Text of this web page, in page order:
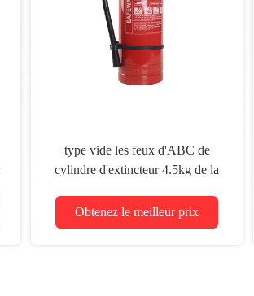
type vide les feux d'ABC de
cylindre d'extincteur 4.5kg de la
Obtenez le meilleur prix